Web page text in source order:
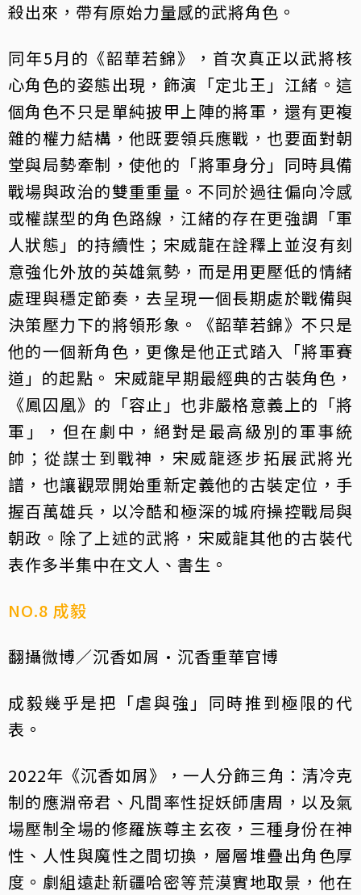
殺出來，帶有原始力量感的武將角色。
同年5月的《韶華若錦》，首次真正以武將核
心角色的姿態出現，飾演「定北王」江緒。這
個角色不只是單純披甲上陣的將軍，還有更複
雜的權力結構，他既要領兵應戰，也要面對朝
堂與局勢牽制，使他的「將軍身分」同時具備
戰場與政治的雙重重量。不同於過往偏向冷感
或權謀型的角色路線，江緒的存在更強調「軍
人狀態」的持續性；宋威龍在詮釋上並沒有刻
意強化外放的英雄氣勢，而是用更壓低的情緒
處理與穩定節奏，去呈現一個長期處於戰備與
決策壓力下的將領形象。《韶華若錦》不只是
他的一個新角色，更像是他正式踏入「將軍賽
道」的起點。 宋威龍早期最經典的古裝角色，
《鳳囚凰》的「容止」也非嚴格意義上的「將
軍」，但在劇中，絕對是最高級別的軍事統
帥；從謀士到戰神，宋威龍逐步拓展武將光
譜，也讓觀眾開始重新定義他的古裝定位，手
握百萬雄兵，以冷酷和極深的城府操控戰局與
朝政。除了上述的武將，宋威龍其他的古裝代
表作多半集中在文人、書生。
NO.8 成毅
翻攝微博／沉香如屑·沉香重華官博
成毅幾乎是把「虐與強」同時推到極限的代
表。
2022年《沉香如屑》，一人分飾三角：清冷克
制的應淵帝君、凡間率性捉妖師唐周，以及氣
場壓制全場的修羅族尊主玄夜，三種身份在神
性、人性與魔性之間切換，層層堆疊出角色厚
度。劇組遠赴新疆哈密等荒漠實地取景，他在